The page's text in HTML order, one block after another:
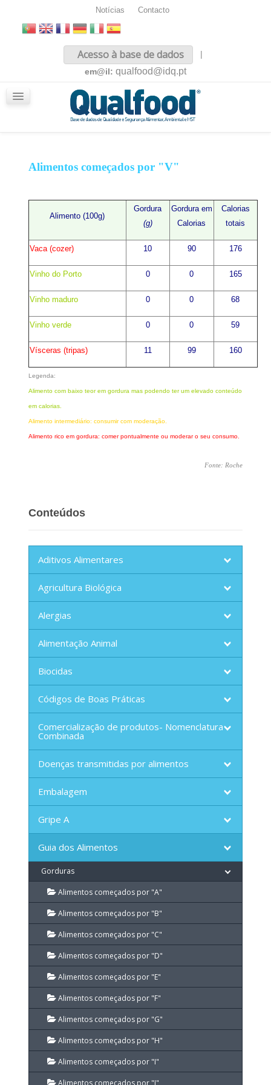
Notícias Contacto
Acesso à base de dados
|
em@il: qualfood@idq.pt
Alimentos começados por "V"
Alimento (100g)
Gordura
(g)
Gordura em
Calorias
Calorias
totais
Vaca (cozer) 10 90 176
Vinho do Porto 0 0 165
Vinho maduro 0 0 68
Vinho verde 0 0 59
Vísceras (tripas) 11 99 160
Legenda:
Alimento com baixo teor em gordura mas podendo ter um elevado conteúdo
em calorias.
Alimento intermediário: consumir com moderação.
Alimento rico em gordura: comer pontualmente ou moderar o seu consumo.
Fonte: Roche
Conteúdos
Aditivos Alimentares
Agricultura Biológica
Alergias
Alimentação Animal
Biocidas
Códigos de Boas Práticas
Comercialização de produtos- Nomenclatura
Combinada
Doenças transmitidas por alimentos
Embalagem
Gripe A
Guia dos Alimentos
Gorduras
Alimentos começados por "A"
Alimentos começados por "B"
Alimentos começados por "C"
Alimentos começados por "D"
Alimentos começados por "E"
Alimentos começados por "F"
Alimentos começados por "G"
Alimentos começados por "H"
Alimentos começados por "I"
Alimentos começados por "J"